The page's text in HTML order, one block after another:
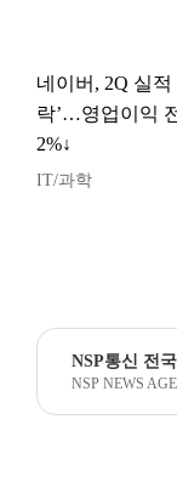
네이버, 2Q 실적
락’…영업이익
2%↓
IT/과학
NSP통신 전
NSP NEWS